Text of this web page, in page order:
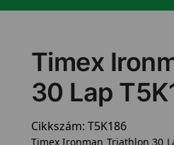
Timex
30 Lap
Cikkszám: T5K186
Timex Ironman Triathlon 30